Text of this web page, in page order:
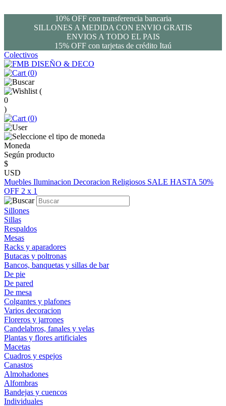
10% OFF con transferencia bancaria
SILLONES A MEDIDA CON ENVIO GRATIS
ENVIOS A TODO EL PAIS
15% OFF con tarjetas de crédito Itaú
Colectivos
(0)
(
0
)
(0)
Moneda
Según producto
$
USD
Muebles Iluminacion Decoracion Religiosos SALE HASTA 50%
OFF 2 x 1
Sillones
Sillas
Respaldos
Mesas
Racks y aparadores
Butacas y poltronas
Bancos, banquetas y sillas de bar
De pie
De pared
De mesa
Colgantes y plafones
Varios decoracion
Floreros y jarrones
Candelabros, fanales y velas
Plantas y flores artificiales
Macetas
Cuadros y espejos
Canastos
Almohadones
Alfombras
Bandejas y cuencos
Individuales